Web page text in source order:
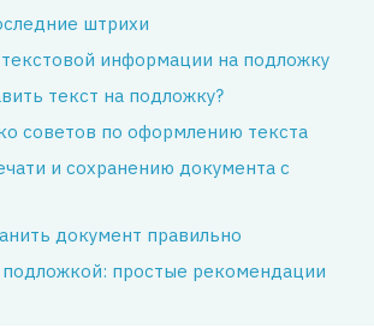
штрихи
информации на подложку
текст на подложку?
советов по оформлению текста
и сохранению документа с
документ правильно
подложкой: простые рекомендации